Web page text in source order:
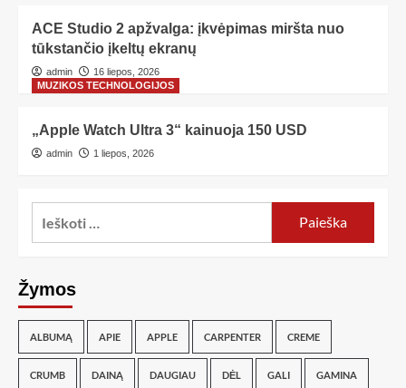
ACE Studio 2 apžvalga: įkvėpimas miršta nuo
tūkstančio įkeltų ekranų
admin
16 liepos, 2026
MUZIKOS TECHNOLOGIJOS
„Apple Watch Ultra 3“ kainuoja 150 USD
admin 1 liepos, 2026
Žymos
ALBUMĄ APIE APPLE CARPENTER CREME
CRUMB DAINĄ DAUGIAU DĖL GALI GAMINA